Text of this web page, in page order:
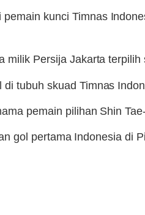
kunci Timnas
milik Persija Jakarta
tubuh skuad Timnas
pemain pilihan Shin
gol pertama Indonesia di